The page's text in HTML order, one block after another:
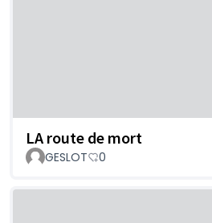
LA route de mort
GESLOT 0